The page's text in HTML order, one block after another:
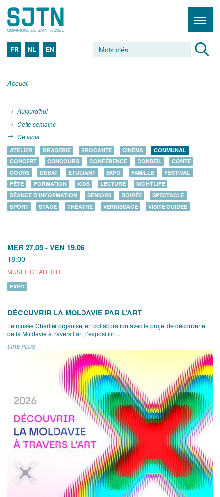
FR NL EN
Accueil
Aujourd'hui
Cette semaine
Ce mois
ATELIER BRADERIE BROCANTE CINÉMA
COMMUNAL
CONCERT
CONCOURS CONFÉRENCE CONSEIL
CONTE
COURS
DÉBAT ETUDIANT EXPO FAMILLE
FESTIVAL
FÊTE
FORMATION KIDS LECTURE
NIGHTLIFE
SÉANCE D'INFORMATION
SENIORS SOIRÉE
SPECTACLE
SPORT
STAGE THÉÂTRE VERNISSAGE VISITE GUIDÉE
MER 27.05 - VEN 19.06
18:00
MUSÉE CHARLIER
EXPO
DÉCOUVRIR LA MOLDAVIE PAR L’ART
Le musée Charlier organise, en collaboration avec le projet de découverte
de la Moldavie à travers l’art, l’exposition...
LIRE PLUS